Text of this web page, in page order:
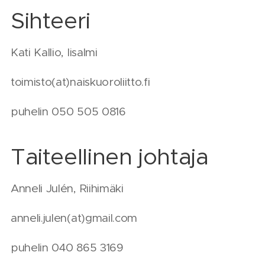
Sihteeri
Kati Kallio, Iisalmi
toimisto(at)naiskuoroliitto.fi
puhelin 050 505 0816
Taiteellinen johtaja
Anneli Julén, Riihimäki
anneli.julen(at)gmail.com
puhelin 040 865 3169